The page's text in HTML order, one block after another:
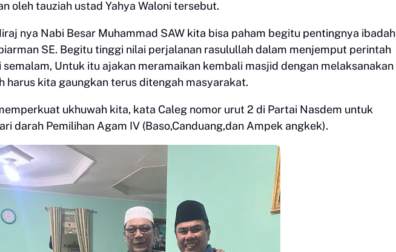
oleh tauziah ustad Yahya Waloni tersebut.
nya Nabi Besar Muhammad SAW kita bisa paham begitu pentingnya ibadah
SE. Begitu tinggi nilai perjalanan rasulullah dalam menjemput perintah
Untuk itu ajakan meramaikan kembali masjid dengan melaksanakan
harus kita gaungkan terus ditengah masyarakat.
ukhuwah kita, kata Caleg nomor urut 2 di Partai Nasdem untuk
darah Pemilihan Agam IV (Baso,Canduang,dan Ampek angkek).